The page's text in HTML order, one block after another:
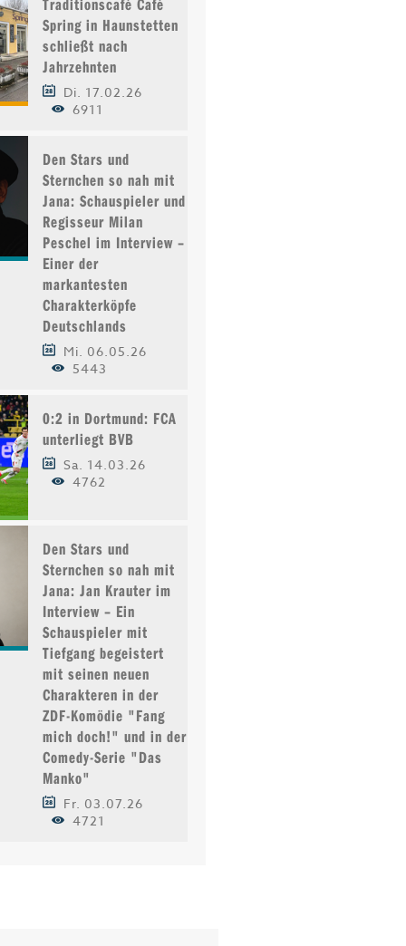
Spring in Haunstetten
schließt nach
Jahrzehnten
Di. 17.02.26
6911
Den Stars und
Sternchen so nah mit
Jana: Schauspieler und
Regisseur Milan
Peschel im Interview –
Einer der
markantesten
Charakterköpfe
Deutschlands
Mi. 06.05.26
5443
0:2 in Dortmund: FCA
unterliegt BVB
Sa. 14.03.26
4762
Den Stars und
Sternchen so nah mit
Jana: Jan Krauter im
Interview – Ein
Schauspieler mit
Tiefgang begeistert
mit seinen neuen
Charakteren in der
ZDF-Komödie "Fang
mich doch!" und in der
Comedy-Serie "Das
Manko"
Fr. 03.07.26
4721